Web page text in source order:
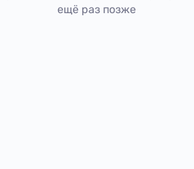
ещё раз позже